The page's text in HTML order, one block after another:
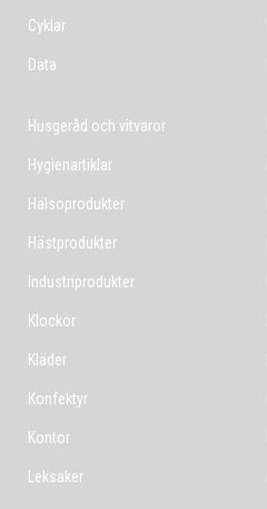
Cyklar
Data
Husgeråd och vitvaror
Hygienartiklar
Hälsoprodukter
Hästprodukter
Industriprodukter
Klockor
Kläder
Konfektyr
Kontor
Leksaker